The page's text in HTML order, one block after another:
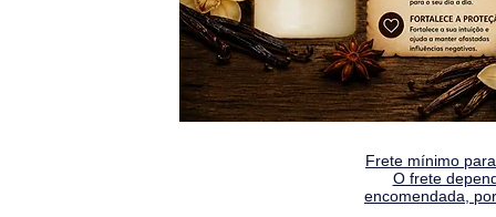
Frete mínimo
O frete
encomendada,